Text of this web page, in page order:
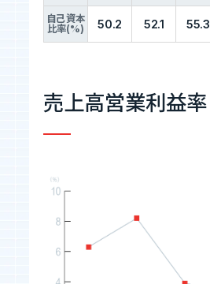
自己資本
比率(%)
50.2 52.1 55.3
売上高営業利益率